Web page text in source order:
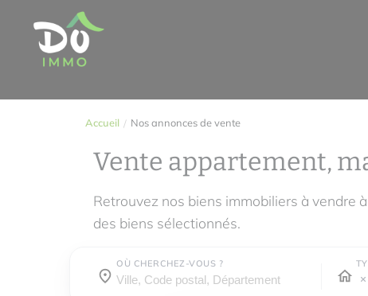
Accueil Nos annonces de vente
Vente appartement,
Retrouvez nos biens immobiliers à vendre
des biens sélectionnés.
OÙ CHERCHEZ-VOUS ?
Où cherchez-vous ?
Où cherchez-vous ?